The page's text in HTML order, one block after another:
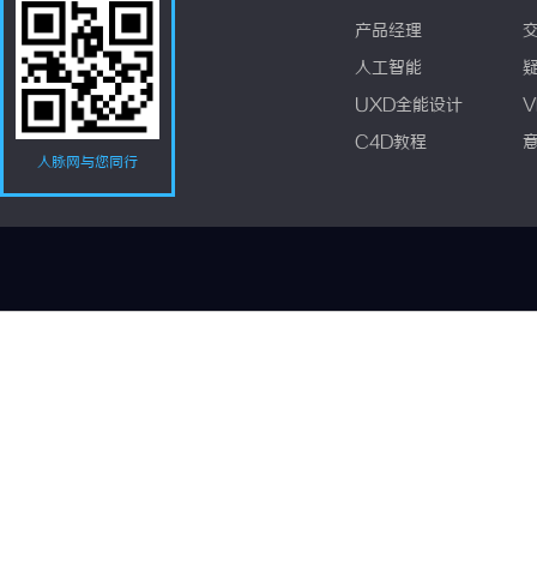
人脉网与您同行
产品经理
人工智能
UXD全能设计
C4D教程